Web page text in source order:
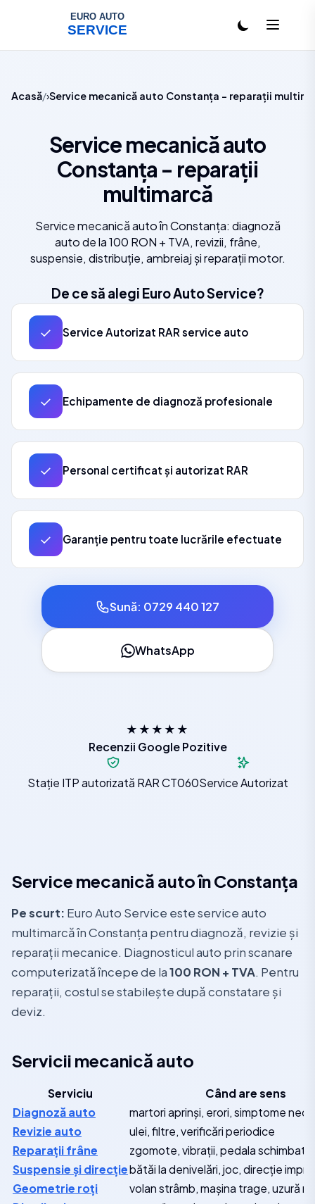
Acasă Service mecanică auto Constanța - reparații
Service mecanică auto
Constanța - reparații
multimarcă
Service mecanică auto în Constanța: diagnoză
auto de la 100 RON + TVA, revizii, frâne,
suspensie, distribuție, ambreiaj și reparații motor.
De ce să alegi Euro Auto Service?
✓ Service Autorizat RAR service auto
✓ Echipamente de diagnoză profesionale
✓ Personal certificat și autorizat RAR
✓ Garanție pentru toate lucrările efectuate
Sună: 0729 440 127
WhatsApp
★★★★★
Recenzii Google Pozitive
Stație ITP autorizată RAR CT060Service Autorizat
Service mecanică auto în Constanța
Pe scurt: Euro Auto Service este service auto
multimarcă în Constanța pentru diagnoză, revizie și
reparații mecanice. Diagnosticul auto prin scanare
computerizată începe de la100 RON + TVA. Pentru
reparații, costul se stabilește după constatare și
deviz.
Servicii mecanică auto
Serviciu
Când are sens
Diagnoză auto
martori aprinși, erori, simptome
Revizie auto
ulei, filtre, verificări periodice
Reparații frâne
zgomote, vibrații, pedala
Suspensie și direcțiebătăi la denivelări, joc, direcție
Geometrie roți
volan strâmb, mașina trage, uzură